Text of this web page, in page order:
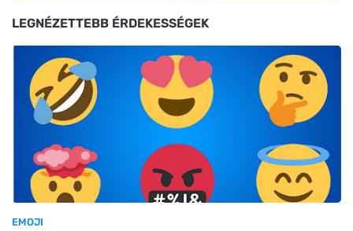
LEGNÉZETTEBB ÉRDEKESSÉGEK
EMOJI